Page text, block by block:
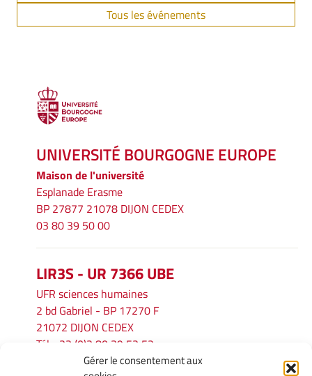
Gérer le consentement aux
Tous les événements
UNIVERSITÉ BOURGOGNE EUROPE
Maison de l'université
Esplanade Erasme
BP 27877 21078 DIJON CEDEX
03 80 39 50 00
LIR3S - UR 7366 UBE
UFR sciences humaines
2 bd Gabriel - BP 17270 F
21072 DIJON CEDEX
Tél. : 33 (0)3 80 39 53 52
lir3s@u-bourgogne.fr